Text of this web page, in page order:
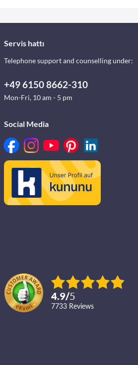
Servis hattı
Telephone support and counselling under:
+49 6150 8662-310
Mon-Fri, 10 am - 5 pm
Social Media
4.9/5
7733 reviews